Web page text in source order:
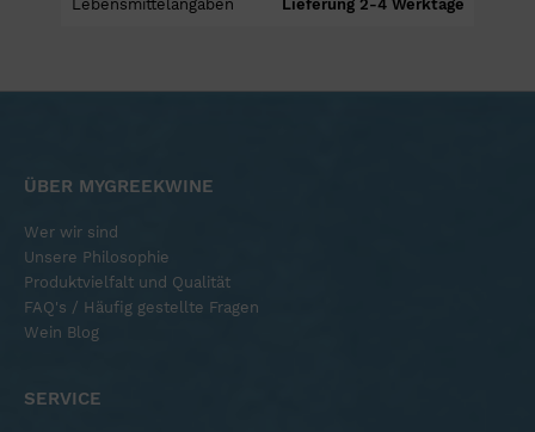
Lebensmittelangaben Lieferung 2-4 Werktage
ÜBER MYGREEKWINE
Wer wir sind
Unsere Philosophie
Produktvielfalt und Qualität
FAQ's / Häufig gestellte Fragen
Wein Blog
SERVICE